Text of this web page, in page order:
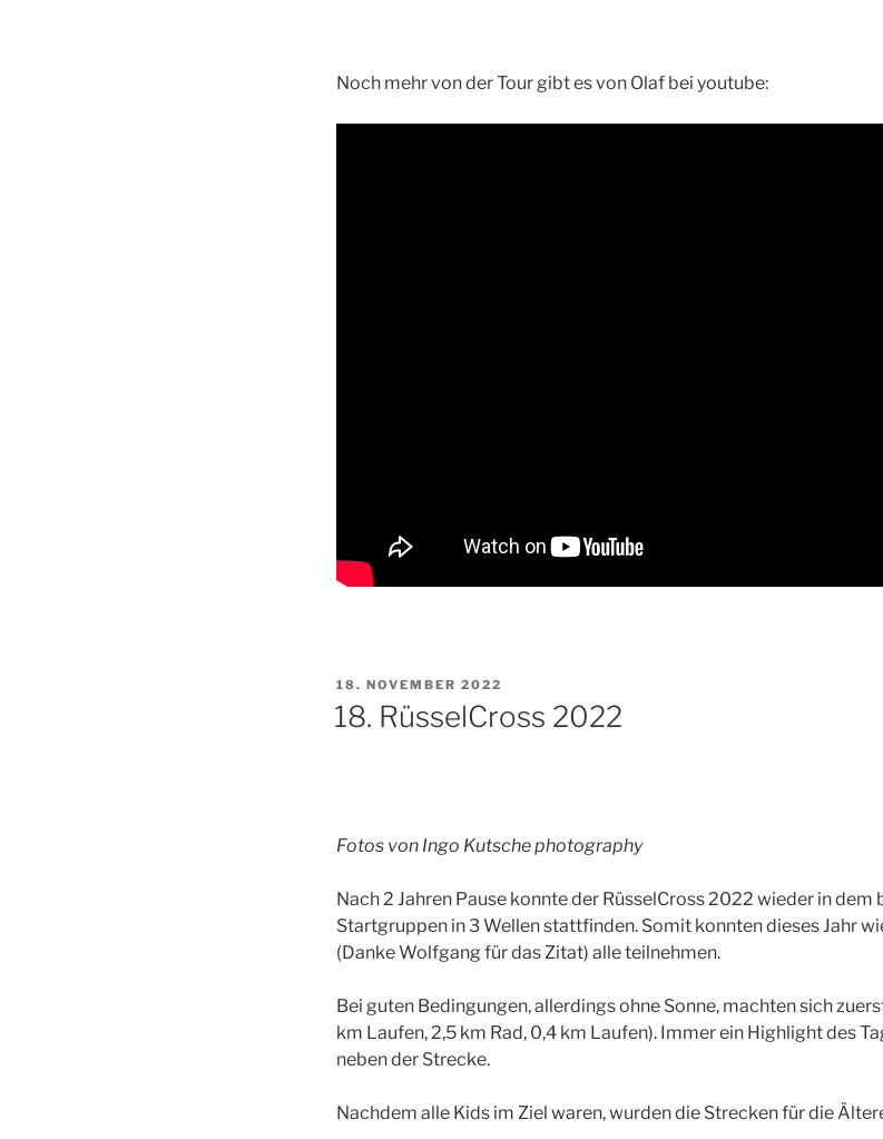
Noch mehr von der Tour gibt es von Olaf bei youtube:
VERÖFFENTLICHT
AM
18. NOVEMBER 2022
18. RüsselCross 2022
Fotos von Ingo Kutsche photography
Nach 2 Jahren Pause konnte der RüsselCross 2022 wieder in
Startgruppen in 3 Wellen stattfinden. Somit konnten dieses Jahr
(Danke Wolfgang für das Zitat) alle teilnehmen.
Bei guten Bedingungen, allerdings ohne Sonne, machten sich
km Laufen, 2,5 km Rad, 0,4 km Laufen). Immer ein Highlight des
neben der Strecke.
Nachdem alle Kids im Ziel waren, wurden die Strecken für die